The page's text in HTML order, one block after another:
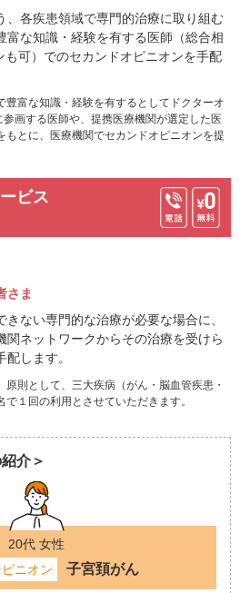
、各疾患領域で専門的治療に取り組む
富な知識・経験を有する医師（総合相
も可）でのセカンドオピニオンを手配
豊富な知識・経験を有するとしてドクターオ
画する医師や、提携医療機関が選定した医
もとに、医療機関でセカンドオピニオンを提
ビス
さま
ない専門的な治療が必要な場合に、
関ネットワークからその治療を受けら
します。
則として、三大疾病（がん・脳血管疾患・
１回の利用とさせていただきます。
介＞
20代 女性
ニオン
子宮頚がん